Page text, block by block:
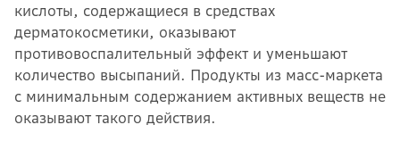
кислоты, содержащиеся в средствах
дерматокосметики, оказывают
противовоспалительный эффект и уменьшают
количество высыпаний. Продукты из масс-маркета
с минимальным содержанием активных веществ не
оказывают такого действия.